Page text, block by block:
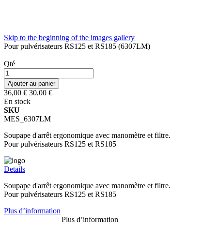
Skip to the beginning of the images gallery
Pour pulvérisateurs RS125 et RS185 (6307LM)
Qté
Ajouter au panier
36,00 € 30,00 €
En stock
SKU
MES_6307LM
Soupape d'arrêt ergonomique avec manomètre et filtre.
Pour pulvérisateurs RS125 et RS185
Details
Soupape d'arrêt ergonomique avec manomètre et filtre.
Pour pulvérisateurs RS125 et RS185
Plus d’information
Plus d’information